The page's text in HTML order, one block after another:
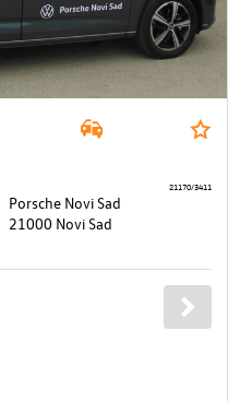
Porsche Novi Sad
21000 Novi Sad
21170/3411